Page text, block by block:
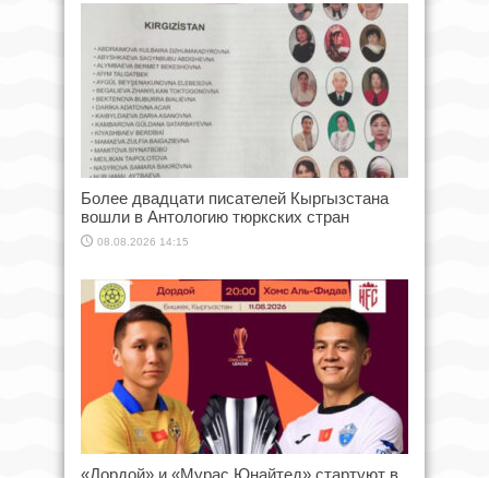
Более двадцати писателей Кыргызстана
вошли в Антологию тюркских стран
08.08.2026 14:15
«Дордой» и «Мурас Юнайтед» стартуют в